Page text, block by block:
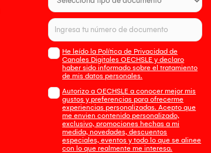
He leído la Política de Privacidad de
Canales Digitales OECHSLE y declaro
haber sido informado sobre el tratamiento
de mis datos personales.
Autorizo a OECHSLE a conocer mejor mis
gustos y preferencias para ofrecerme
experiencias personalizadas. Acepto que
me envien contenido personalizado,
exclusivo, promociones hechas a mi
medida, novedades, descuentos
especiales, eventos y todo lo que se alinee
con lo que realmente me interesa.